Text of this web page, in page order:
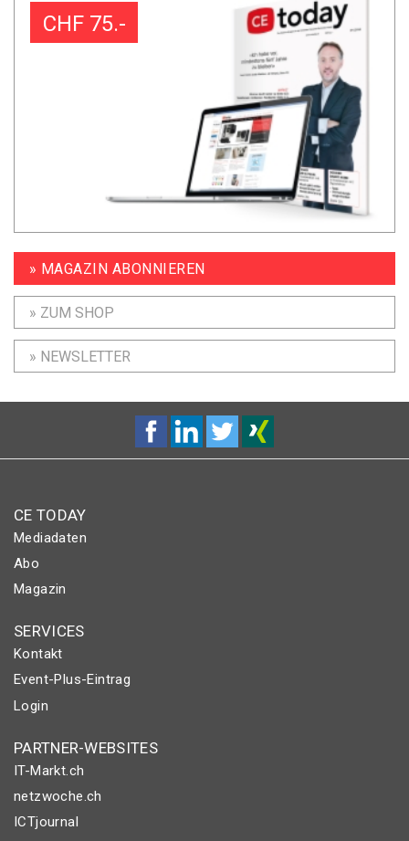
CHF 75.-
» MAGAZIN ABONNIEREN
» ZUM SHOP
» NEWSLETTER
CE TODAY
Mediadaten
Abo
Magazin
SERVICES
Kontakt
Event-Plus-Eintrag
Login
PARTNER-WEBSITES
IT-Markt.ch
netzwoche.ch
ICTjournal